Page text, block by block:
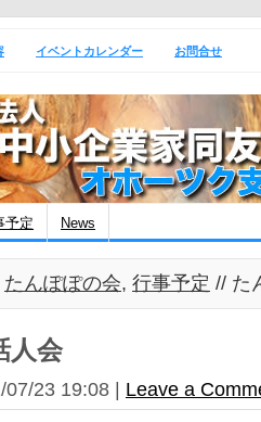
イベントカレンダー お問合せ
予定 News
たんぽぽの会, 行事予定 // た
人会
23 19:08 | Leave a